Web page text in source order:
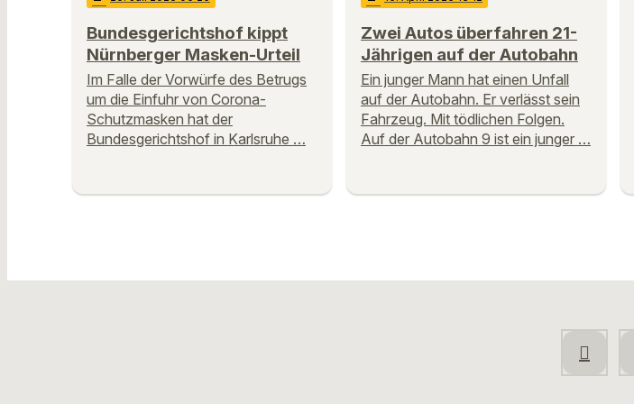
Bundesgerichtshof kippt
Nürnberger Masken-Urteil
Im Falle der Vorwürfe des Betrugs
um die Einfuhr von Corona-
Schutzmasken hat der
Bundesgerichtshof in Karlsruhe …
Zwei Autos überfahren 21-
Jährigen auf der Autobahn
Ein junger Mann hat einen Unfall
auf der Autobahn. Er verlässt sein
Fahrzeug. Mit tödlichen Folgen.
Auf der Autobahn 9 ist ein junger …